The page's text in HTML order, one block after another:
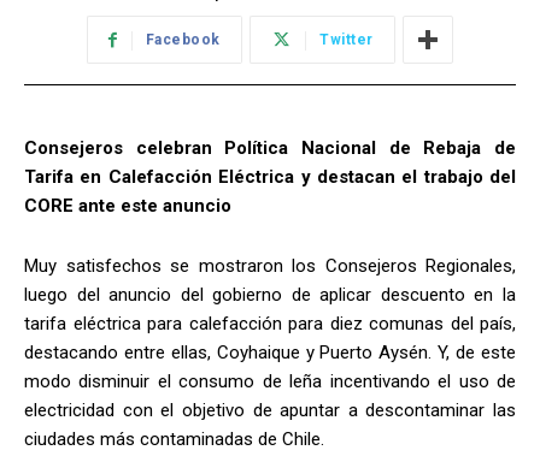
Facebook Twitter
Consejeros celebran Política Nacional de Rebaja de
Tarifa en Calefacción Eléctrica y destacan el trabajo del
CORE ante este anuncio
Muy satisfechos se mostraron los Consejeros Regionales,
luego del anuncio del gobierno de aplicar descuento en la
tarifa eléctrica para calefacción para diez comunas del país,
destacando entre ellas, Coyhaique y Puerto Aysén. Y, de este
modo disminuir el consumo de leña incentivando el uso de
electricidad con el objetivo de apuntar a descontaminar las
ciudades más contaminadas de Chile.